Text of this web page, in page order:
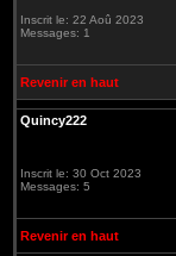
Inscrit le: 22 Aoû 2023
Messages: 1
Revenir en haut
Quincy222
Inscrit le: 30 Oct 2023
Messages: 5
Revenir en haut